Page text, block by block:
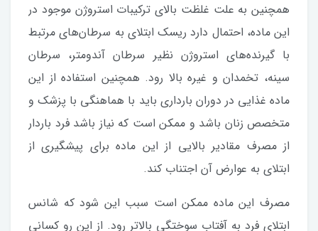
همچنین به علت غلظت بالای ترکیبات استروژن موجود در
این ماده، احتمال دارد ریسک ابتلای به سرطان‌های مرتبط
با گیرنده‌های استروژن نظیر سرطان آندومتر، سرطان
سینه، تخمدان و غیره بالا رود. همچنین استفاده از این
ماده غذایی در دوران بارداری باید با هماهنگی با پزشک و
متخصص زنان باشد و ممکن است که نیاز باشد فرد باردار
از مصرف مقادیر بالایی از این ماده برای پیشگیری از
ابتلای به عوارض آن اجتناب کند.
مصرف این ماده ممکن است سبب این شود که شانس
ابتلای فرد به آفتاب سوختگی بالاتر رود. از این رو کسانی